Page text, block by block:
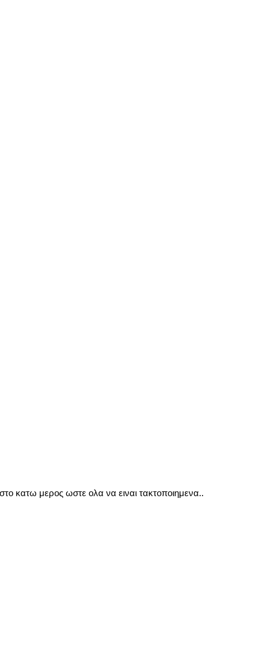
κατω μερος ωστε ολα να ειναι τακτοποιημενα..